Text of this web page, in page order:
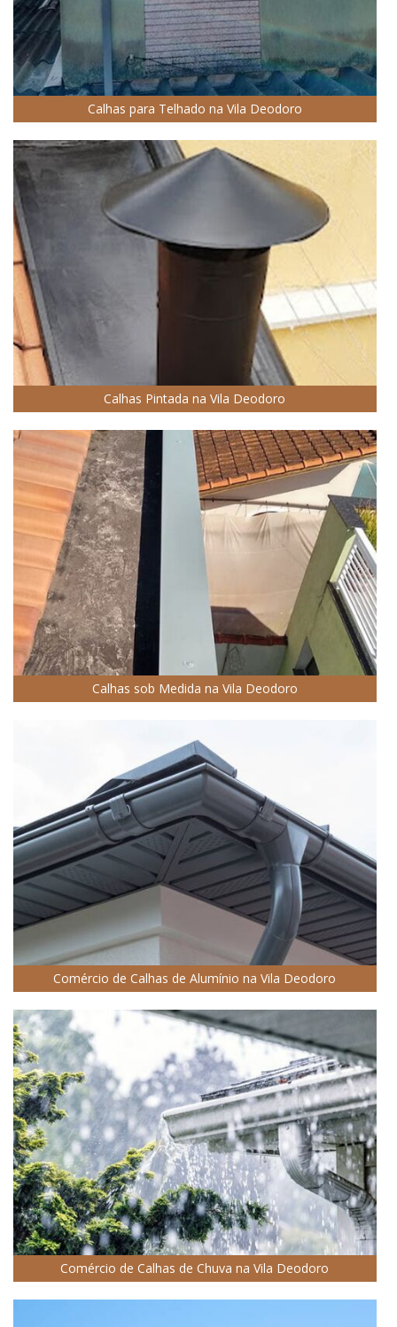
Calhas para Telhado na Vila Deodoro
Calhas Pintada na Vila Deodoro
Calhas sob Medida na Vila Deodoro
Comércio de Calhas de Alumínio na Vila Deodoro
Comércio de Calhas de Chuva na Vila Deodoro